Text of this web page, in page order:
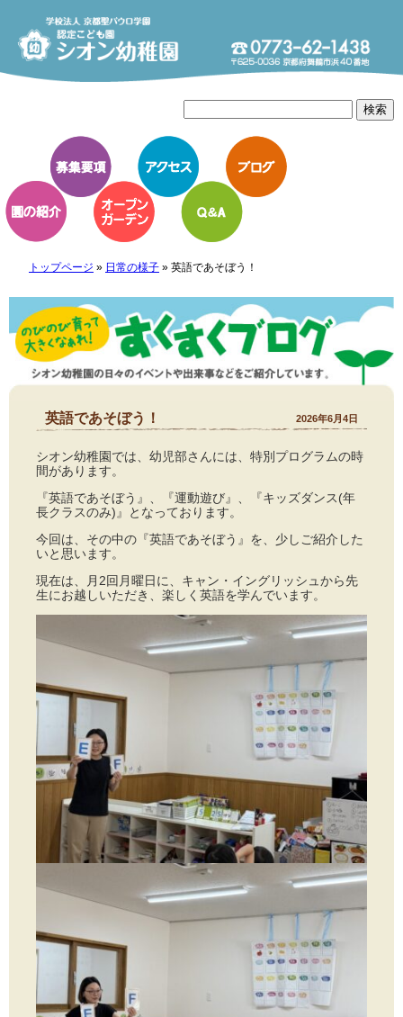
トップページ » 日常の様子» 英語であそぼう！
英語であそぼう！ 2026年6月4日
シオン幼稚園では、幼児部さんには、特別プログラムの時
間があります。
『英語であそぼう』、『運動遊び』、『キッズダンス(年
長クラスのみ)』となっております。
今回は、その中の『英語であそぼう』を、少しご紹介した
いと思います。
現在は、月2回月曜日に、キャン・イングリッシュから先
生にお越しいただき、楽しく英語を学んでいます。